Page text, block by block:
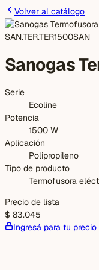
Volver al catálogo
SAN.TER.TER1500SAN
Sanogas
Serie
Ecoline
Potencia
1500 W
Aplicación
Polipropileno
Tipo de producto
Termofusora
Precio de lista
$ 83.045
Ingresá para tu